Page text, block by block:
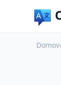
Domov›